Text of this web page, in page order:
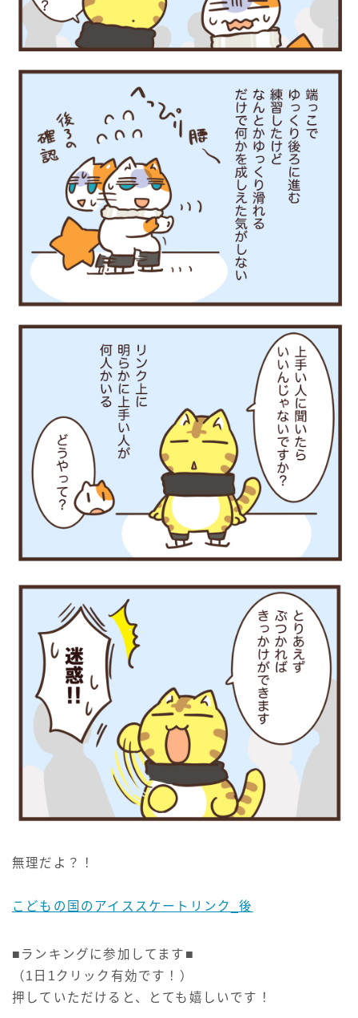
無理だよ？！
こどもの国のアイススケートリンク_後
■ランキングに参加してます■
（1日1クリック有効です！）
押していただけると、とても嬉しいです！